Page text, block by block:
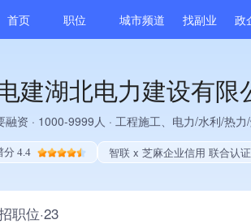
首页 职位 城市频道 找副业 政
建湖北电力建设有限
融资 · 1000-9999人 · 工程施工、电力/水利/热力
分 4.4 智联 x 芝麻企业信用 联合认证
职位·23